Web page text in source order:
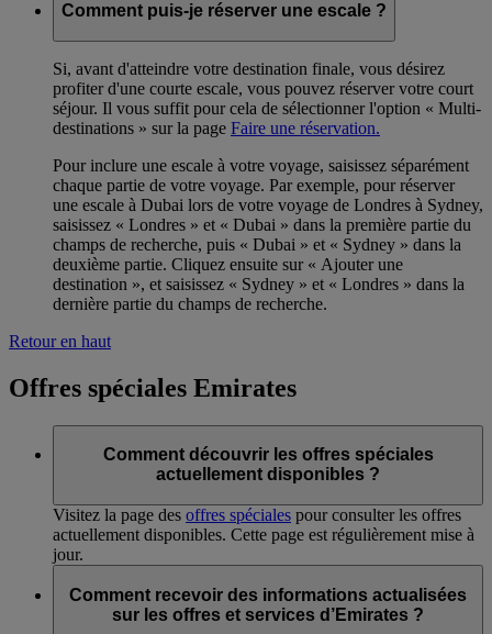
Comment puis-je réserver une escale ?
Si, avant d'atteindre votre destination finale, vous désirez
profiter d'une courte escale, vous pouvez réserver votre court
séjour. Il vous suffit pour cela de sélectionner l'option « Multi-
destinations » sur la page Faire une réservation.
Pour inclure une escale à votre voyage, saisissez séparément
chaque partie de votre voyage. Par exemple, pour réserver
une escale à Dubai lors de votre voyage de Londres à Sydney,
saisissez « Londres » et « Dubai » dans la première partie du
champs de recherche, puis « Dubai » et « Sydney » dans la
deuxième partie. Cliquez ensuite sur « Ajouter une
destination », et saisissez « Sydney » et « Londres » dans la
dernière partie du champs de recherche.
Retour en haut
Offres spéciales Emirates
Comment découvrir les offres spéciales
actuellement disponibles ?
Visitez la page des offres spéciales pour consulter les offres
actuellement disponibles. Cette page est régulièrement mise à
jour.
Comment recevoir des informations actualisées
sur les offres et services d’Emirates ?